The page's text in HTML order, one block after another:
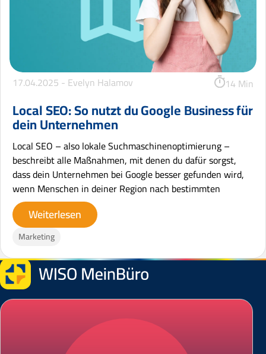
17.04.2025 - Evelyn Halamov 14 Min
Local SEO: So nutzt du Google Business für
dein Unternehmen
Local SEO – also lokale Suchmaschinenoptimierung –
beschreibt alle Maßnahmen, mit denen du dafür sorgst,
dass dein Unternehmen bei Google besser gefunden wird,
wenn Menschen in deiner Region nach bestimmten
Weiterlesen
Marketing